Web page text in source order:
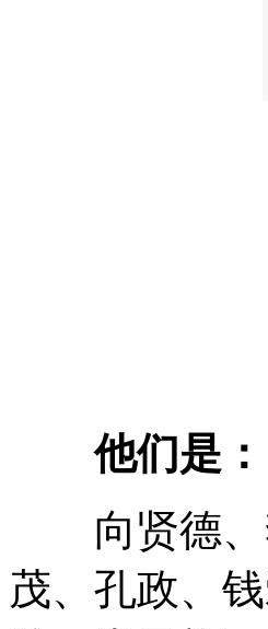
他们是：
向贤德、
茂、孔政、